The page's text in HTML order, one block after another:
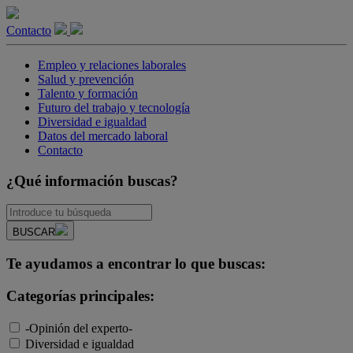
Contacto
Empleo y relaciones laborales
Salud y prevención
Talento y formación
Futuro del trabajo y tecnología
Diversidad e igualdad
Datos del mercado laboral
Contacto
¿Qué información buscas?
BUSCAR
Te ayudamos a encontrar lo que buscas:
Categorías principales:
-Opinión del experto-
Diversidad e igualdad